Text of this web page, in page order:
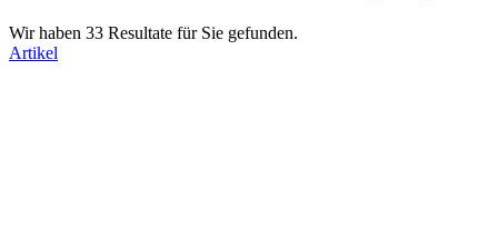
Wir haben 33 Resultate für Sie gefunden.
Artikel